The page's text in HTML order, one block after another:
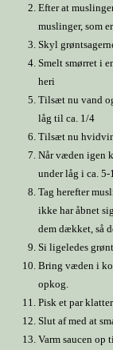
Efter at
muslinger, som
Skyl
Smelt smørret i
heri
Tilsæt nu vand
låg til ca. 1/4
Tilsæt nu
Når væden igen
under låg i ca.
Tag herefter
ikke har åbnet
dem dækket, så
Si ligeledes
Bring væden i
opkog.
Pisk et par
Slut af med at
Varm saucen op